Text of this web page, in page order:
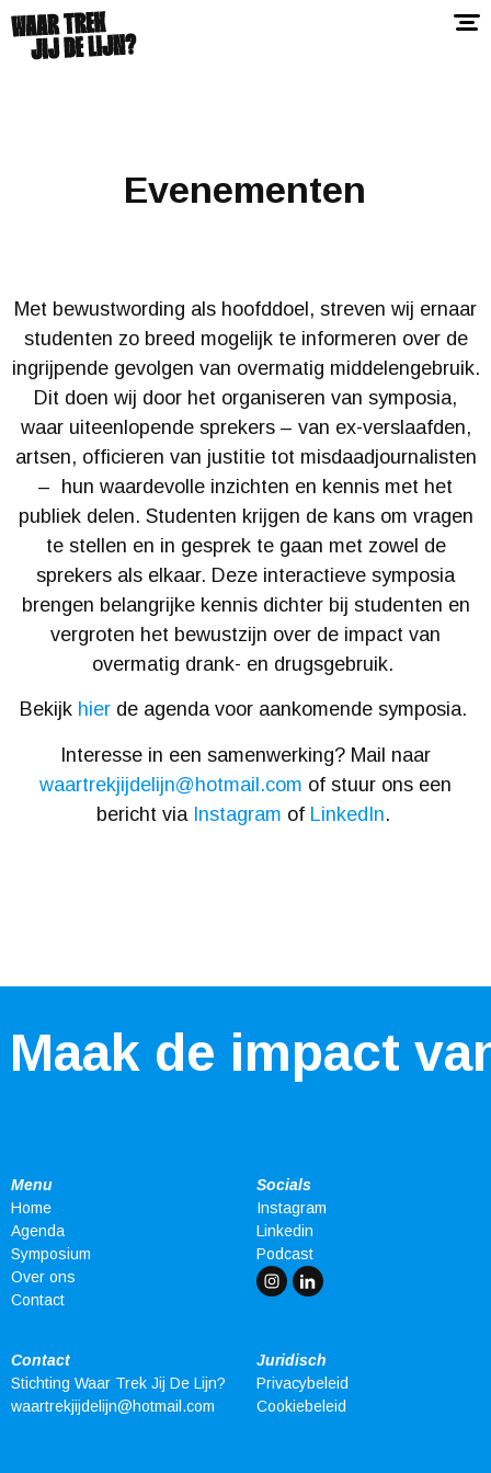
Evenementen
Met bewustwording als hoofddoel, streven wij ernaar
studenten zo breed mogelijk te informeren over de
ingrijpende gevolgen van overmatig middelengebruik.
Dit doen wij door het organiseren van symposia,
waar uiteenlopende sprekers – van ex-verslaafden,
artsen, officieren van justitie tot misdaadjournalisten
– hun waardevolle inzichten en kennis met het
publiek delen. Studenten krijgen de kans om vragen
te stellen en in gesprek te gaan met zowel de
sprekers als elkaar. Deze interactieve symposia
brengen belangrijke kennis dichter bij studenten en
vergroten het bewustzijn over de impact van
overmatig drank- en drugsgebruik.
Bekijk hierde agenda voor aankomende symposia.
Interesse in een samenwerking? Mail naar
waartrekjijdelijn@hotmail.com of stuur ons een
bericht via Instagram of LinkedIn.
de impact
Contact
Stichting Waar Trek Jij De Lijn?
waartrekjijdelijn@hotmail.com
Menu
Home
Agenda
Symposium
Over ons
Contact
Juridisch
Privacybeleid
Cookiebeleid
Socials
Instagram
Linkedin
Podcast